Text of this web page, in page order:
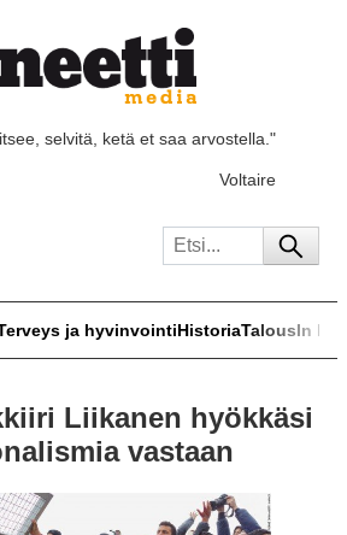
selvitä, ketä et saa arvostella."
Voltaire
ja hyvinvointiHistoriaTalousIn
Liikanen hyökkäsi
vastaan